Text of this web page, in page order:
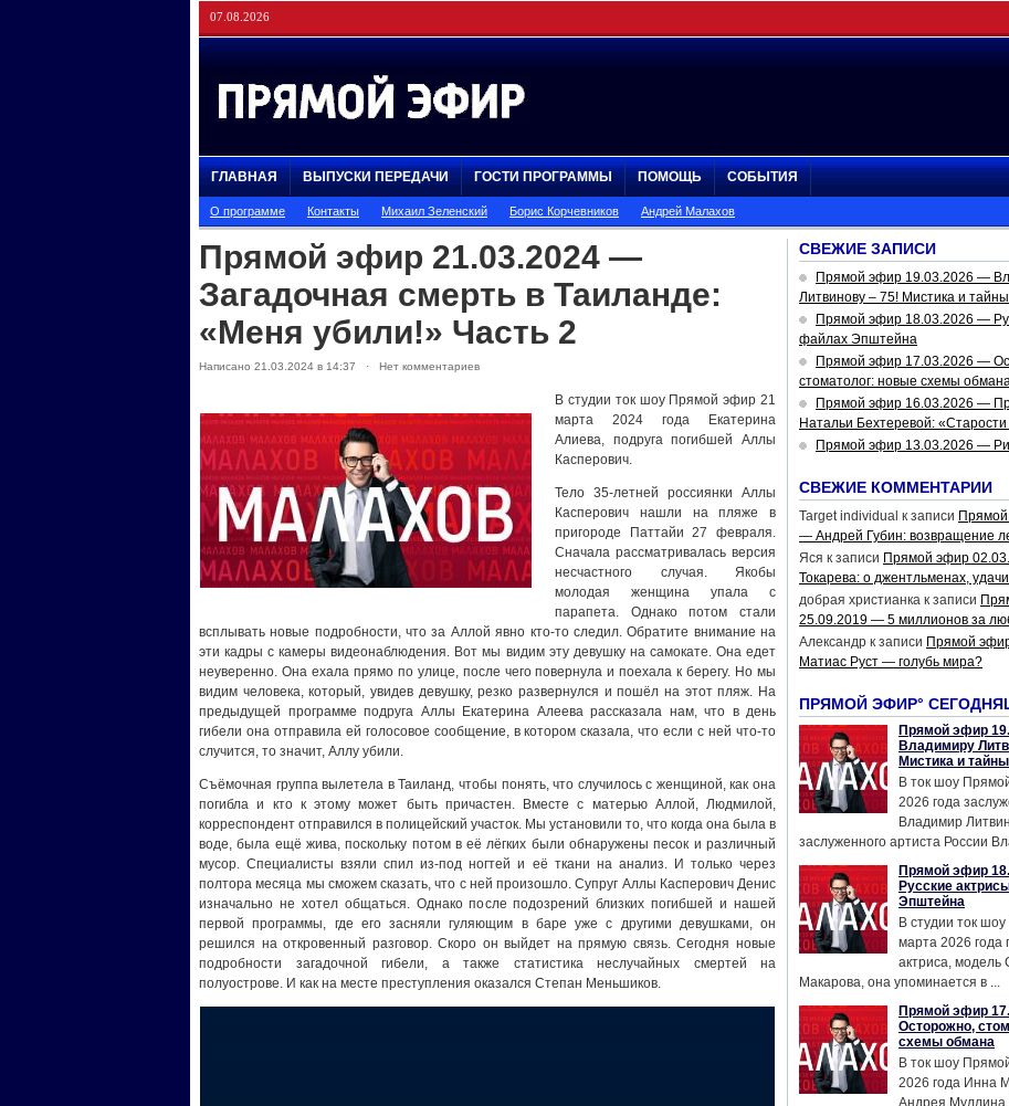
07.08.2026
ГЛАВНАЯ ВЫПУСКИ ПЕРЕДАЧИ ГОСТИ ПРОГРАММЫ ПОМОЩЬ СОБЫТИЯ
О программе Контакты Михаил Зеленский Борис Корчевников Андрей Малахов
Прямой эфир 21.03.2024 —
Загадочная смерть в Таиланде:
«Меня убили!» Часть 2
Написано 21.03.2024 в 14:37 · Нет комментариев
В студии ток шоу Прямой эфир 21
марта 2024 года Екатерина
Алиева, подруга погибшей Аллы
Касперович.
Тело 35-летней россиянки Аллы
Касперович нашли на пляже в
пригороде Паттайи 27 февраля.
Сначала рассматривалась версия
несчастного случая. Якобы
молодая женщина упала с
парапета. Однако потом стали
всплывать новые подробности, что за Аллой явно кто-то следил. Обратите внимание на
эти кадры с камеры видеонаблюдения. Вот мы видим эту девушку на самокате. Она едет
неуверенно. Она ехала прямо по улице, после чего повернула и поехала к берегу. Но мы
видим человека, который, увидев девушку, резко развернулся и пошёл на этот пляж. На
предыдущей программе подруга Аллы Екатерина Алеева рассказала нам, что в день
гибели она отправила ей голосовое сообщение, в котором сказала, что если с ней что-то
случится, то значит, Аллу убили.
Съёмочная группа вылетела в Таиланд, чтобы понять, что случилось с женщиной, как она
погибла и кто к этому может быть причастен. Вместе с матерью Аллой, Людмилой,
корреспондент отправился в полицейский участок. Мы установили то, что когда она была в
воде, была ещё жива, поскольку потом в её лёгких были обнаружены песок и различный
мусор. Специалисты взяли спил из-под ногтей и её ткани на анализ. И только через
полтора месяца мы сможем сказать, что с ней произошло. Супруг Аллы Касперович Денис
изначально не хотел общаться. Однако после подозрений близких погибшей и нашей
первой программы, где его засняли гуляющим в баре уже с другими девушками, он
решился на откровенный разговор. Скоро он выйдет на прямую связь. Сегодня новые
подробности загадочной гибели, а также статистика неслучайных смертей на
полуострове. И как на месте преступления оказался Степан Меньшиков.
СВЕЖИЕ ЗАПИСИ
Прямой эфир 19.03.2026 —
Литвинову – 75! Мистика и
Прямой эфир 18.03.2026 —
файлах Эпштейна
Прямой эфир 17.03.2026 —
стоматолог: новые схемы
Прямой эфир 16.03.2026 —
Натальи Бехтеревой:
Прямой эфир 13.03.2026 —
СВЕЖИЕ КОММЕНТАРИИ
Target individual к записи
— Андрей Губин: возвращение
Яся к записи Прямой эфир
Токарева: о джентльменах,
добрая христианка к записи
25.09.2019 — 5 миллионов за
Александр к записи Прямой
Матиас Руст — голубь мира?
ПРЯМОЙ ЭФИР°
Прямой эфир
Владимиру
Мистика и
В ток шоу
2026 года
Владимир
заслуженного артиста России
Прямой эфир
Русские
Эпштейна
В студии ток
марта 2026 года
актриса, модель
Макарова, она упоминается в ...
Прямой эфир
Осторожно,
схемы обмана
В ток шоу
2026 года Инна
Андрея